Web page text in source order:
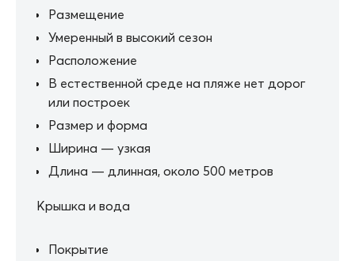
Размещение
Умеренный в высокий сезон
Расположение
В естественной среде на пляже нет дорог
или построек
Размер и форма
Ширина — узкая
Длина — длинная, около 500 метров
Крышка и вода
Покрытие